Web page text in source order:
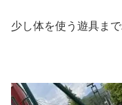
少し体を使う遊具ま